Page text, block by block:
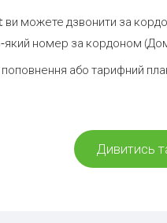
ви можете дзвонити за
номер за кордоном
або тарифний
Дивитись